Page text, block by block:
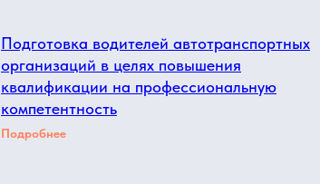
Подготовка водителей автотранспортных
организаций в целях повышения
квалификации на профессиональную
компетентность
Подробнее